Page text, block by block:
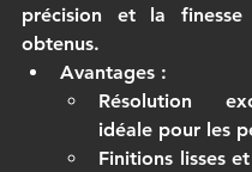
précision et la finesse
obtenus.
Avantages :
Résolution
idéale pour les
Finitions lisses